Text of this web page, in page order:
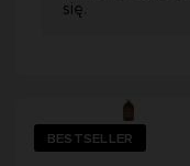
się.
BESTSELLER